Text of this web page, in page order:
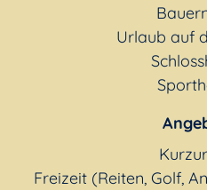
Urlaub auf
Freizeit (Reiten, Golf,